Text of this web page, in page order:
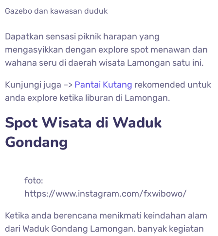
Gazebo dan kawasan duduk
Dapatkan sensasi piknik harapan yang
mengasyikkan dengan explore spot menawan dan
wahana seru di daerah wisata Lamongan satu ini.
Kunjungi juga –> Pantai Kutang rekomended untuk
anda explore ketika liburan di Lamongan.
Spot Wisata di Waduk
Gondang
foto:
https://www.instagram.com/fxwibowo/
Ketika anda berencana menikmati keindahan alam
dari Waduk Gondang Lamongan, banyak kegiatan